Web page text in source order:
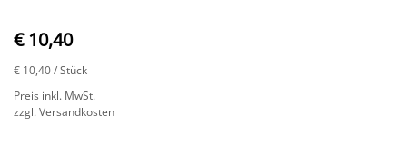
€ 10,40
€ 10,40/ Stück
Preis inkl. MwSt.
zzgl. Versandkosten